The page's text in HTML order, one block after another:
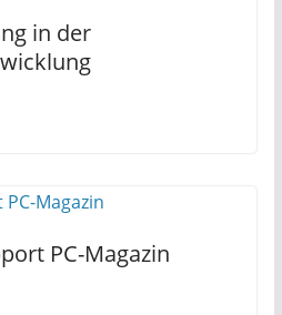
in der
PC-Magazin